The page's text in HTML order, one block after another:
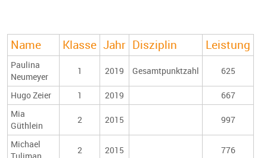
Name Klasse Jahr Disziplin Leistung
Paulina
Neumeyer
1 2019 Gesamtpunktzahl 625
Hugo Zeier 1 2019
667
Mia
Güthlein
2 2015 997
Michael
2 2015 776